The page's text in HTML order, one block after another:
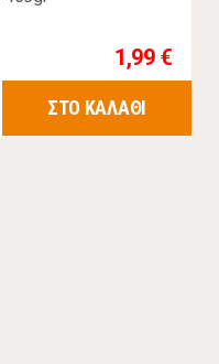
1,99 €
ΣΤΟ ΚΑΛΑΘΙ